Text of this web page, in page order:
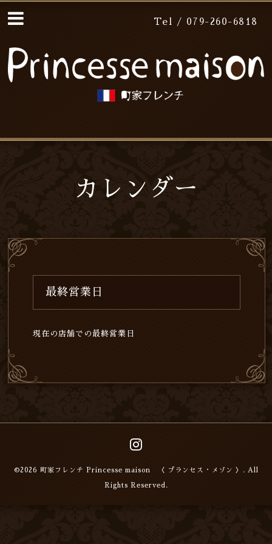
Tel / 079-260-6818
カレンダー
最終営業日
現在の店舗での最終営業日
©2026 町家フレンチ Princesse maison 〈 プランセス・メゾン 〉 . All
Rights Reserved.